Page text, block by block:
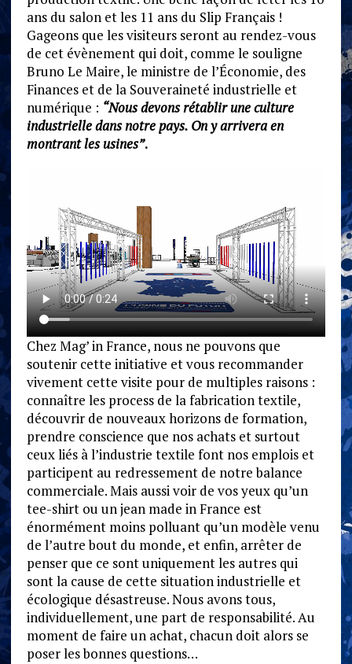
ans du salon et les 11 ans du Slip Français !
Gageons que les visiteurs seront au rendez-vous
de cet évènement qui doit, comme le souligne
Bruno Le Maire, le ministre de l’Économie, des
Finances et de la Souveraineté industrielle et
numérique : “Nous devons rétablir une culture
industrielle dans notre pays. On y arrivera en
montrant les usines”.
Chez Mag’ in France, nous ne pouvons que
soutenir cette initiative et vous recommander
vivement cette visite pour de multiples raisons :
connaître les process de la fabrication textile,
découvrir de nouveaux horizons de formation,
prendre conscience que nos achats et surtout
ceux liés à l’industrie textile font nos emplois et
participent au redressement de notre balance
commerciale. Mais aussi voir de vos yeux qu’un
tee-shirt ou un jean made in France est
énormément moins polluant qu’un modèle venu
de l’autre bout du monde, et enfin, arrêter de
penser que ce sont uniquement les autres qui
sont la cause de cette situation industrielle et
écologique désastreuse. Nous avons tous,
individuellement, une part de responsabilité. Au
moment de faire un achat, chacun doit alors se
poser les bonnes questions…